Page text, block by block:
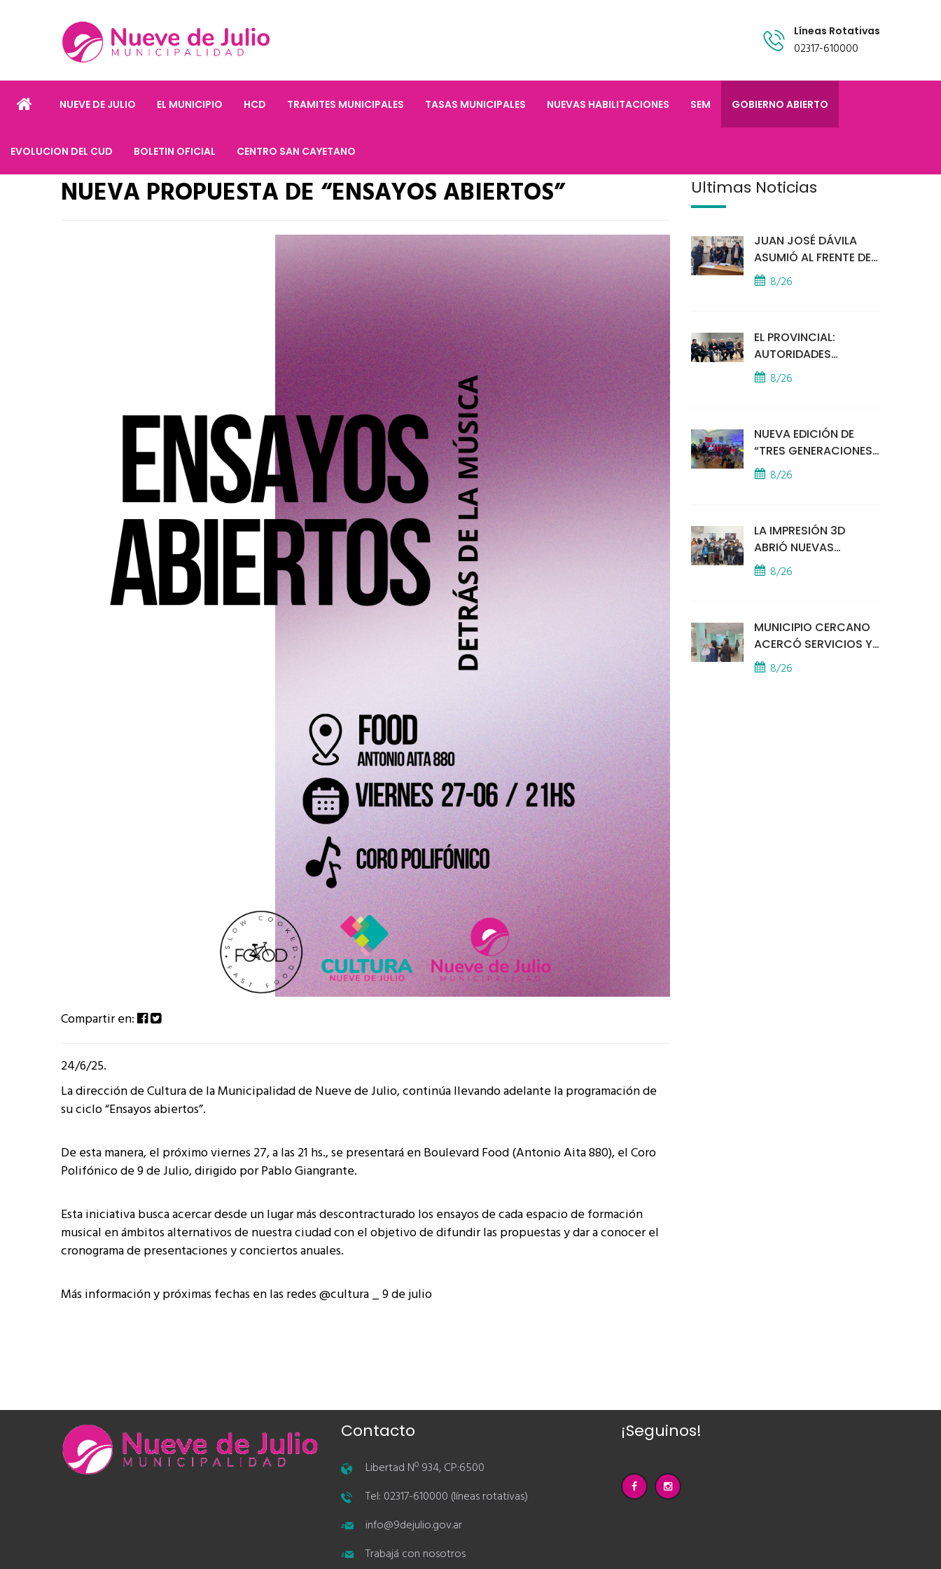
Líneas Rotativas
02317-610000
NUEVE DE JULIO EL MUNICIPIO HCD TRAMITES MUNICIPALES TASAS MUNICIPALES NUEVAS HABILITACIONES SEM GOBIERNO ABIERTO
EVOLUCION DEL CUD BOLETIN OFICIAL CENTRO SAN CAYETANO
NUEVA PROPUESTA DE “ENSAYOS ABIERTOS”
Compartir en:
24/6/25.
La dirección de Cultura de la Municipalidad de Nueve de Julio, continúa llevando adelante la programación de
su ciclo “Ensayos abiertos”.
De esta manera, el próximo viernes 27, a las 21 hs., se presentará en Boulevard Food (Antonio Aita 880), el Coro
Polifónico de 9 de Julio, dirigido por Pablo Giangrante.
Esta iniciativa busca acercar desde un lugar más descontracturado los ensayos de cada espacio de formación
musical en ámbitos alternativos de nuestra ciudad con el objetivo de difundir las propuestas y dar a conocer el
cronograma de presentaciones y conciertos anuales.
Más información y próximas fechas en las redes @cultura _ 9 de julio
Últimas Noticias
JUAN JOSÉ DÁVILA
ASUMIÓ AL FRENTE DE
LA POLICÍA COMUNAL
8/26
EL PROVINCIAL:
AUTORIDADES
MUNICIPALES
MANTUVIERON UN
SEGURIDAD
8/26
NUEVA EDICIÓN DE
“TRES GENERACIONES
CANTAN”
8/26
LA IMPRESIÓN 3D
ABRIÓ NUEVAS
PUERTAS AL
APRENDIZAJE Y LA
8/26
MUNICIPIO CERCANO
ACERCÓ SERVICIOS Y
ATENCIÓN A LOS
VECINOS EL
8/26
Contacto
Libertad Nº 934, CP:6500
Tel: 02317-610000 (líneas rotativas)
info@9dejulio.gov.ar
Trabajá con nosotros
¡Seguinos!